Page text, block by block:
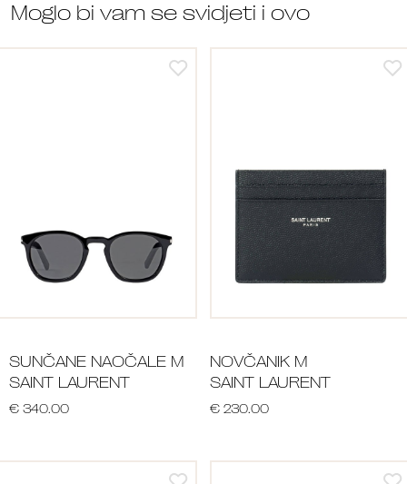
Moglo bi vam se svidjeti i ovo
SUNČANE NAOČALE M
SAINT LAURENT
€ 340.00
NOVČANIK M
SAINT LAURENT
€ 230.00